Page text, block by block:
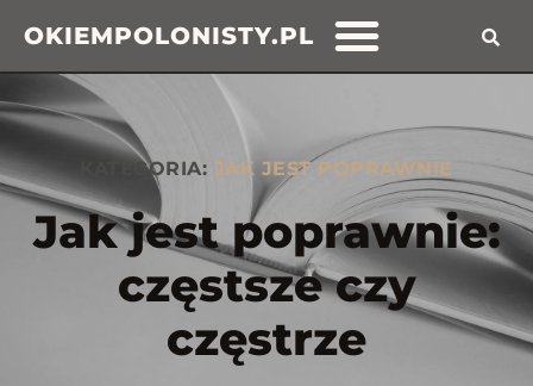
OKIEMPOLONISTY.PL
KATEGORIA: JAK JEST POPRAWNIE
Jak jest poprawnie:
częstsze czy
częstrze